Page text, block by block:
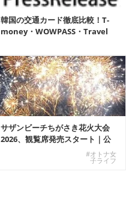
韓国の交通カード徹底比較！T-
money・WOWPASS・Travel
サザンビーチちがさき花火大会
2026、観覧席発売スタート｜公
#オトナ女
子ライフ